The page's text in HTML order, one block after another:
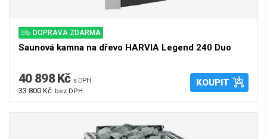
DOPRAVA ZDARMA
Saunová kamna na dřevo HARVIA Legend 240 Duo
40 898 Kč s DPH
33 800 Kč bez DPH
KOUPIT